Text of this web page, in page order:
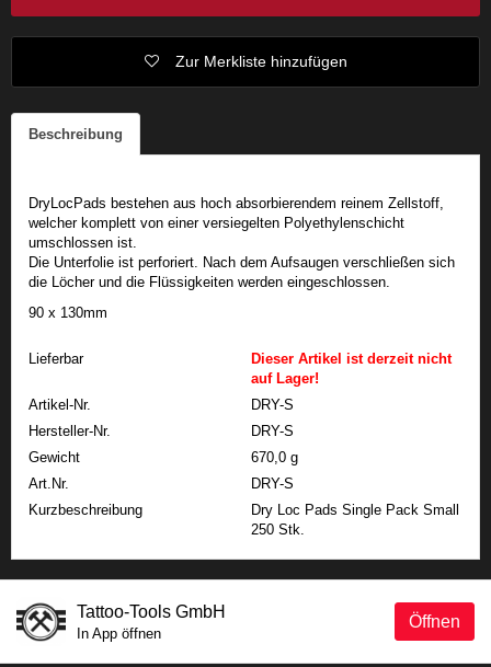
Zur Merkliste hinzufügen
Beschreibung
DryLocPads bestehen aus hoch absorbierendem reinem Zellstoff,
welcher komplett von einer versiegelten Polyethylenschicht
umschlossen ist.
Die Unterfolie ist perforiert. Nach dem Aufsaugen verschließen sich
die Löcher und die Flüssigkeiten werden eingeschlossen.
90 x 130mm
Lieferbar
Dieser Artikel ist derzeit nicht
auf Lager!
Artikel-Nr.
DRY-S
Hersteller-Nr.
DRY-S
Gewicht
670,0 g
Art.Nr.
DRY-S
Kurzbeschreibung
Dry Loc Pads Single Pack Small
250 Stk.
Öffnen
Tattoo-Tools GmbH
In App öffnen